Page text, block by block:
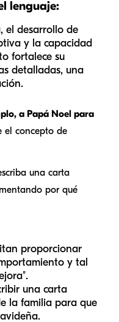
lenguaje:
el desarrollo de
y la capacidad
fortalece su
detalladas, una
a Papá Noel para
el concepto de
una carta
por qué
proporcionar
y tal
una carta
la familia para que